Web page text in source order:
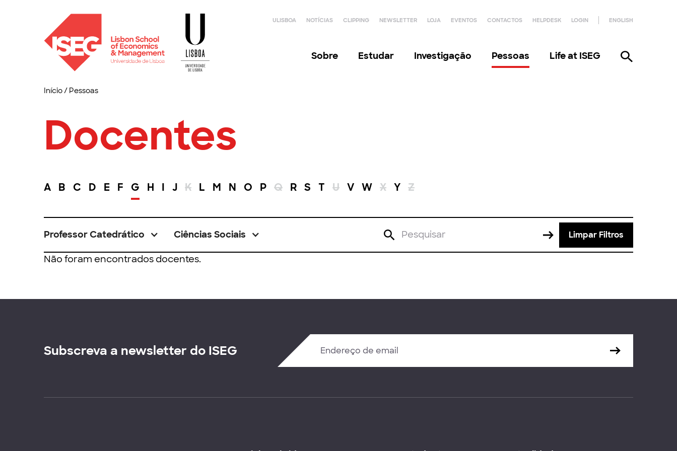
ULISBOA NOTÍCIAS CLIPPING NEWSLETTER LOJA EVENTOS CONTACTOS HELPDESK LOGIN ENGLISH
Sobre Estudar Investigação Pessoas Life at ISEG
Início/ Pessoas
Docentes
A B C D E F G H I J K L M N O P Q R S T U V W X Y Z
Professor Catedrático Ciências Sociais Limpar Filtros
Não foram encontrados docentes.
Subscreva a newsletter do ISEG